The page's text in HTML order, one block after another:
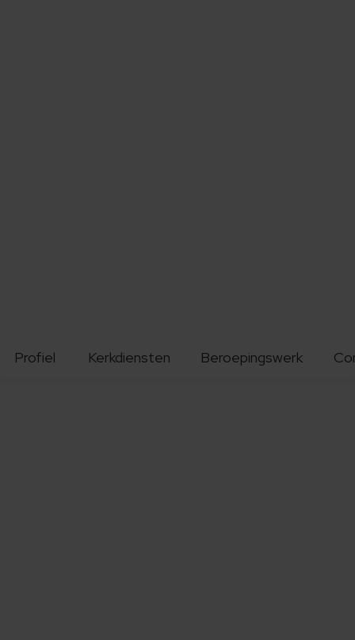
Profiel Kerkdiensten Beroepingswerk